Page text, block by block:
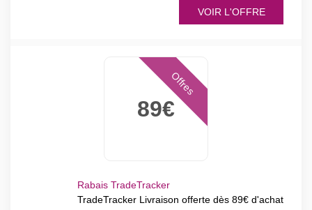
VOIR L'OFFRE
89€
Offres
Rabais TradeTracker
TradeTracker Livraison offerte dès 89€ d'achat